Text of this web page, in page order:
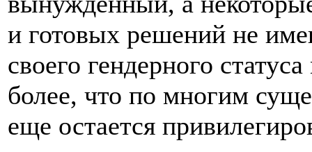
и готовых решений не
своего гендерного
более, что по многим
еще остается